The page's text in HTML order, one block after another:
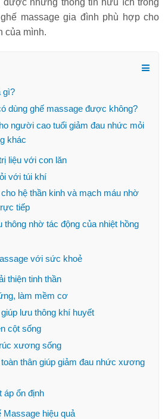
được những thông tin hữu ích trong
massage gia đình phù hợp cho
của mình.
gì?
dùng ghế massage được không?
người cao tuổi giảm đau nhức mỏi
khác
liệu với con lăn
với túi khí
hệ thần kinh và mạch máu nhờ
tiếp
thông nhờ tác động của nhiệt hồng
với sức khoẻ
thiện tinh thần
làm mềm cơ
lưu thông khí huyết
cột sống
xương sống
thân giúp giảm đau nhức xương
áp ổn định
hiệu quả